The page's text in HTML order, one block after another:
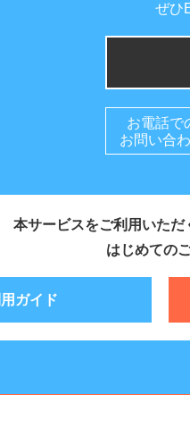
ぜひ
お電話で
お問い合
本サービスをご利用いただ
はじめての
ガイド